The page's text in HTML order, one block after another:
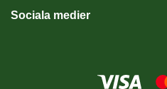
Sociala medier